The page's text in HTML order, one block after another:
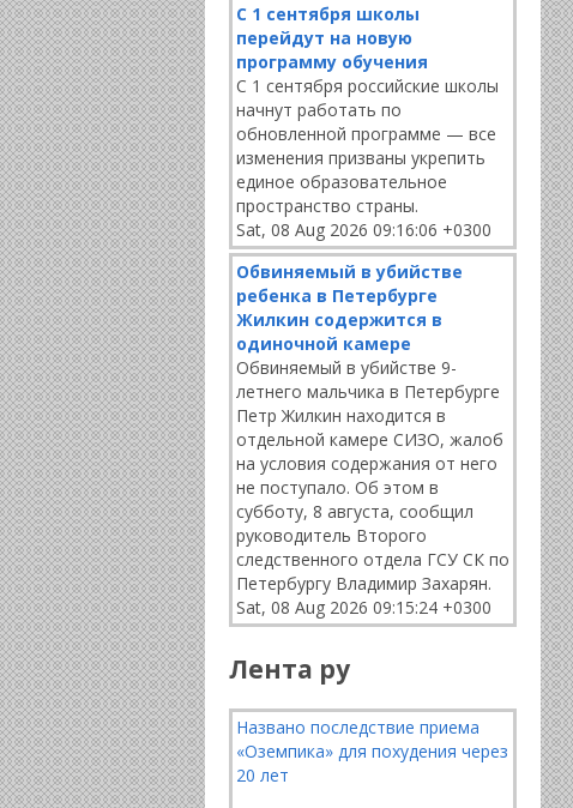
С 1 сентября школы
перейдут на новую
программу обучения
С 1 сентября российские школы
начнут работать по
обновленной программе — все
изменения призваны укрепить
единое образовательное
пространство страны.
Sat, 08 Aug 2026 09:16:06 +0300
Обвиняемый в убийстве
ребенка в Петербурге
Жилкин содержится в
одиночной камере
Обвиняемый в убийстве 9-
летнего мальчика в Петербурге
Петр Жилкин находится в
отдельной камере СИЗО, жалоб
на условия содержания от него
не поступало. Об этом в
субботу, 8 августа, сообщил
руководитель Второго
следственного отдела ГСУ СК по
Петербургу Владимир Захарян.
Sat, 08 Aug 2026 09:15:24 +0300
Лента ру
Названо последствие приема
«Оземпика» для похудения через
20 лет